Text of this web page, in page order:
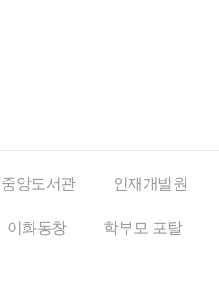
중앙도서관 인재개발원
이화동창 학부모 포탈